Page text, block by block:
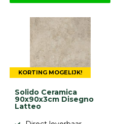
KORTING MOGELIJK!
Solido Ceramica
90x90x3cm Disegno
Latteo